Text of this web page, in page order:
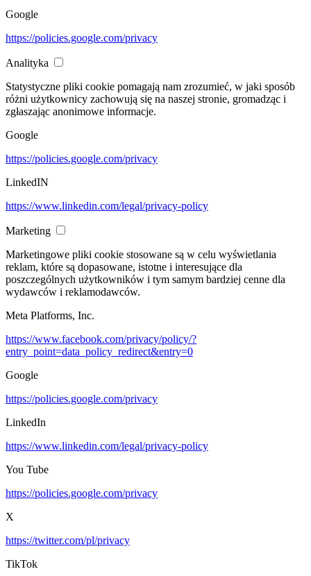
Google
https://policies.google.com/privacy
Analityka
Statystyczne pliki cookie pomagają nam zrozumieć, w jaki sposób
różni użytkownicy zachowują się na naszej stronie, gromadząc i
zgłaszając anonimowe informacje.
Google
https://policies.google.com/privacy
LinkedIN
https://www.linkedin.com/legal/privacy-policy
Marketing
Marketingowe pliki cookie stosowane są w celu wyświetlania
reklam, które są dopasowane, istotne i interesujące dla
poszczególnych użytkowników i tym samym bardziej cenne dla
wydawców i reklamodawców.
Meta Platforms, Inc.
https://www.facebook.com/privacy/policy/?
entry_point=data_policy_redirect&entry=0
Google
https://policies.google.com/privacy
LinkedIn
https://www.linkedin.com/legal/privacy-policy
You Tube
https://policies.google.com/privacy
X
https://twitter.com/pl/privacy
TikTok